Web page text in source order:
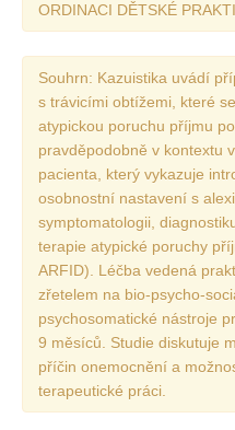
Vydání
ORDINACI DĚTSKÉ
Souhrn: Kazuistika uvádí
s trávicími obtížemi, které
atypickou poruchu příjmu
pravděpodobně v kontextu
pacienta, který vykazuje
osobnostní nastavení s
symptomatologii,
terapie atypické poruchy
ARFID). Léčba vedená
zřetelem na bio-psycho-
psychosomatické nástroje
9 měsíců. Studie diskutuje
příčin onemocnění a
terapeutické práci.